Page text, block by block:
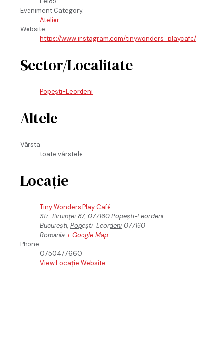
Eveniment Category:
Atelier
Website:
https://www.instagram.com/tinywonders_playcafe/
Sector/Localitate
Popeşti-Leordeni
Altele
Vârsta
toate vârstele
Locație
Tiny Wonders Play Café
Str. Biruinței 87, 077160 Popești-Leordeni
București, Popești-Leordeni 077160
Romania + Google Map
Phone
0750477660
View Locație Website